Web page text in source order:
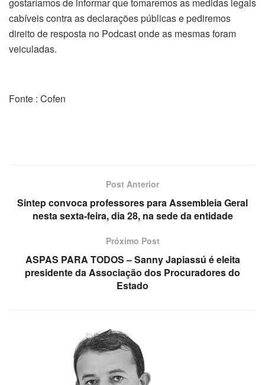
cabíveis contra as declarações públicas e pediremos
direito de resposta no Podcast onde as mesmas foram
veiculadas.
Fonte : Cofen
Post Anterior
Sintep convoca professores para Assembleia Geral
nesta sexta-feira, dia 28, na sede da entidade
Próximo Post
ASPAS PARA TODOS – Sanny Japiassú é eleita
presidente da Associação dos Procuradores do
Estado